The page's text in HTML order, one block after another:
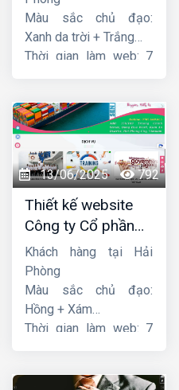
Màu sắc chủ đạo:
Xanh da trời + Trắng
Thời gian làm web: 7
13/06/2025 792
Thiết kế website
Công ty Cổ phần
dịch vụ hàng hải
Sen
Khách hàng tại Hải
Phòng
Màu sắc chủ đạo:
Hồng + Xám
Thời gian làm web: 7